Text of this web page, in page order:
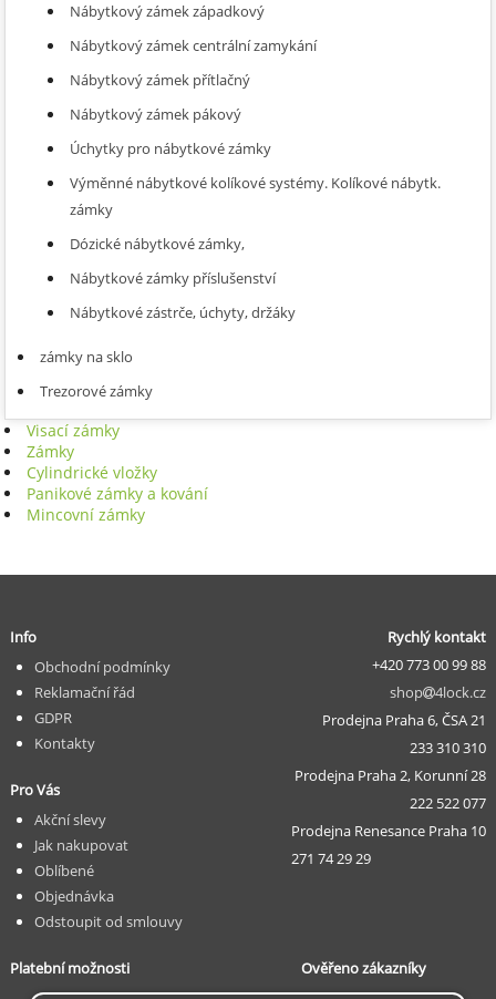
Nábytkový zámek západkový
Nábytkový zámek centrální zamykání
Nábytkový zámek přítlačný
Nábytkový zámek pákový
Úchytky pro nábytkové zámky
Výměnné nábytkové kolíkové systémy. Kolíkové nábytk.
zámky
Dózické nábytkové zámky,
Nábytkové zámky příslušenství
Nábytkové zástrče, úchyty, držáky
zámky na sklo
Trezorové zámky
Visací zámky
Zámky
Cylindrické vložky
Panikové zámky a kování
Mincovní zámky
Rychlý kontakt
+420 773 00 99 88
shop
4lock.cz
Prodejna Praha 6, ČSA 21
233 310 310
Prodejna Praha 2, Korunní 28
222 522 077
Prodejna Renesance Praha 10
271 74 29 29
Info
Obchodní podmínky
Reklamační řád
GDPR
Kontakty
Pro Vás
Akční slevy
Jak nakupovat
Oblíbené
Objednávka
Odstoupit od smlouvy
Platební možnosti
Ověřeno zákazníky